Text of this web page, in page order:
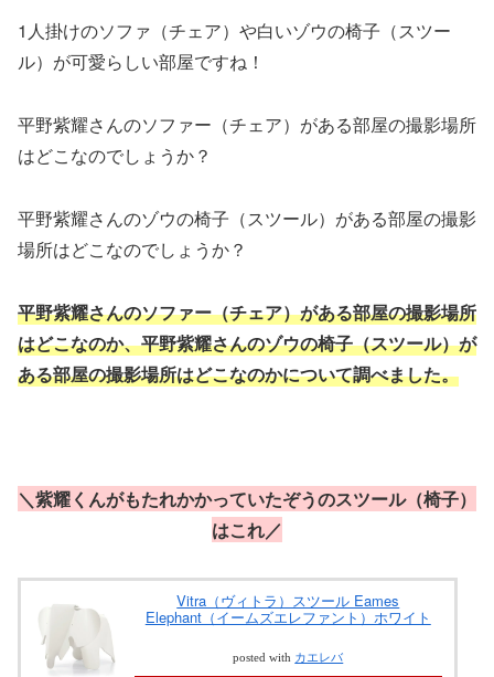
1人掛けのソファ（チェア）や白いゾウの椅子（スツー
ル）が可愛らしい部屋ですね！
平野紫耀さんのソファー（チェア）がある部屋の撮影場所
はどこなのでしょうか？
平野紫耀さんのゾウの椅子（スツール）がある部屋の撮影
場所はどこなのでしょうか？
平野紫耀さんのソファー（チェア）がある部屋の撮影場所
はどこなのか、平野紫耀さんのゾウの椅子（スツール）が
ある部屋の撮影場所はどこなのかについて調べました。
＼紫耀くんがもたれかかっていたぞうのスツール（椅子）
はこれ／
Vitra（ヴィトラ）スツール Eames
Elephant（イームズエレファント）ホワイト
posted with カエレバ